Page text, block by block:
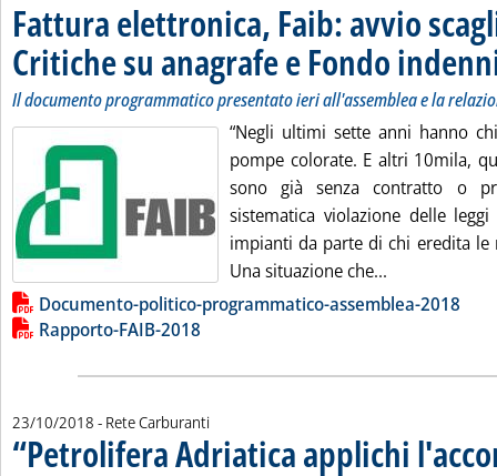
Fattura elettronica, Faib: avvio
Critiche su anagrafe e Fondo
Il documento programmatico presentato ieri all'assemblea e la
“Negli ultimi sette anni hanno
pompe colorate. E altri 10mila,
sono già senza contratto o
sistematica violazione delle
impianti da parte di chi eredita
Una situazione che...
Lista allegati PDF alla notizia
Documento-politico-programmatico-assemblea-2018
Rapporto-FAIB-2018
23/10/2018 - Rete Carburanti
“Petrolifera Adriatica applichi